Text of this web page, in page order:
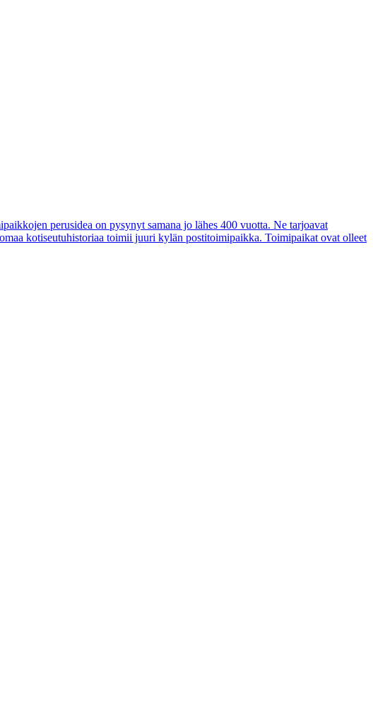
perusidea on pysynyt samana jo lähes 400 vuotta. Ne tarjoavat
kotiseutuhistoriaa toimii juuri kylän postitoimipaikka. Toimipaikat ovat olleet